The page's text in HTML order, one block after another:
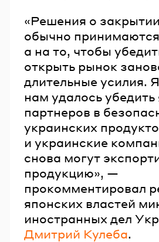
«Решения о
обычно
а на то, чтобы
открыть рынок
длительные усилия.
нам удалось убедить
партнеров в
украинских
и украинские
снова могут
продукцию», —
прокомментировал
японских властей
иностранных дел
Дмитрий Кулеба.